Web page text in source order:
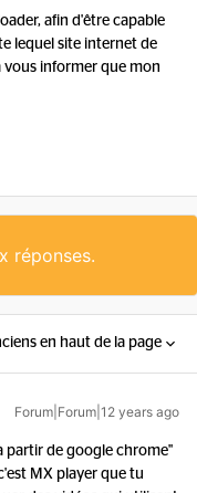
afin d'être capable
lequel site internet de
vous informer que mon
réponses.
en haut de la page
Forum|Forum|12 years ago
partir de google chrome"
MX player que tu